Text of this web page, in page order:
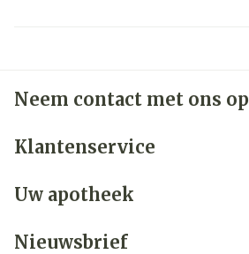
Neem contact met ons op
Klantenservice
Uw apotheek
Nieuwsbrief